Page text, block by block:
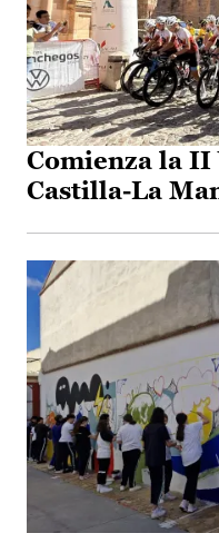
Comienza la
Castilla-La